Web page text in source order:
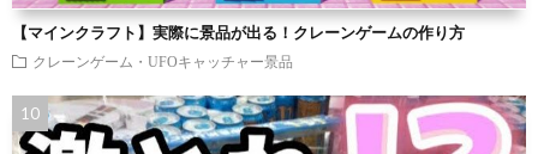
【マインクラフト】実際に景品が出る！クレーンゲームの作り方
クレーンゲーム・UFOキャッチャー景品